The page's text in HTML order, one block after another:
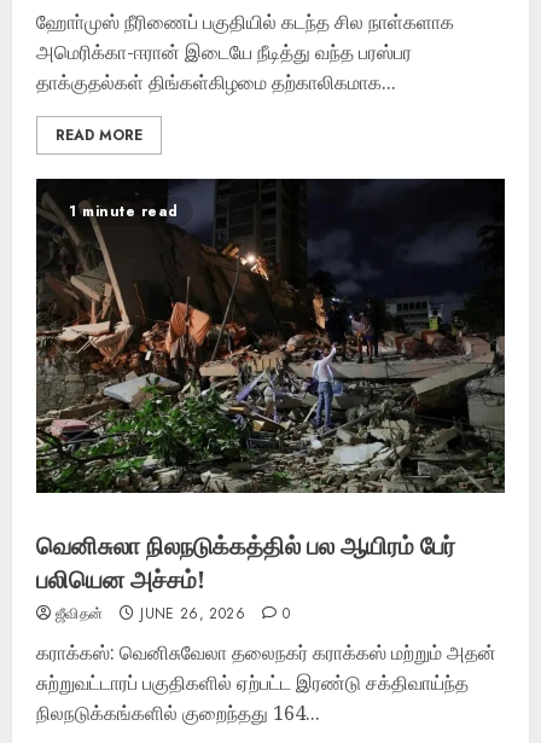
ஹோா்முஸ் நீரிணைப் பகுதியில் கடந்த சில நாள்களாக
அமெரிக்கா-ஈரான் இடையே நீடித்து வந்த பரஸ்பர
தாக்குதல்கள் திங்கள்கிழமை தற்காலிகமாக...
READ MORE
1 minute read
வெனிசுலா நிலநடுக்கத்தில் பல ஆயிரம் பேர்
பலியென அச்சம்!
ஜீவிதன் JUNE 26, 2026 0
கராக்கஸ்: வெனிசுவேலா தலைநகர் கராக்கஸ் மற்றும் அதன்
சுற்றுவட்டாரப் பகுதிகளில் ஏற்பட்ட இரண்டு சக்திவாய்ந்த
நிலநடுக்கங்களில் குறைந்தது 164...